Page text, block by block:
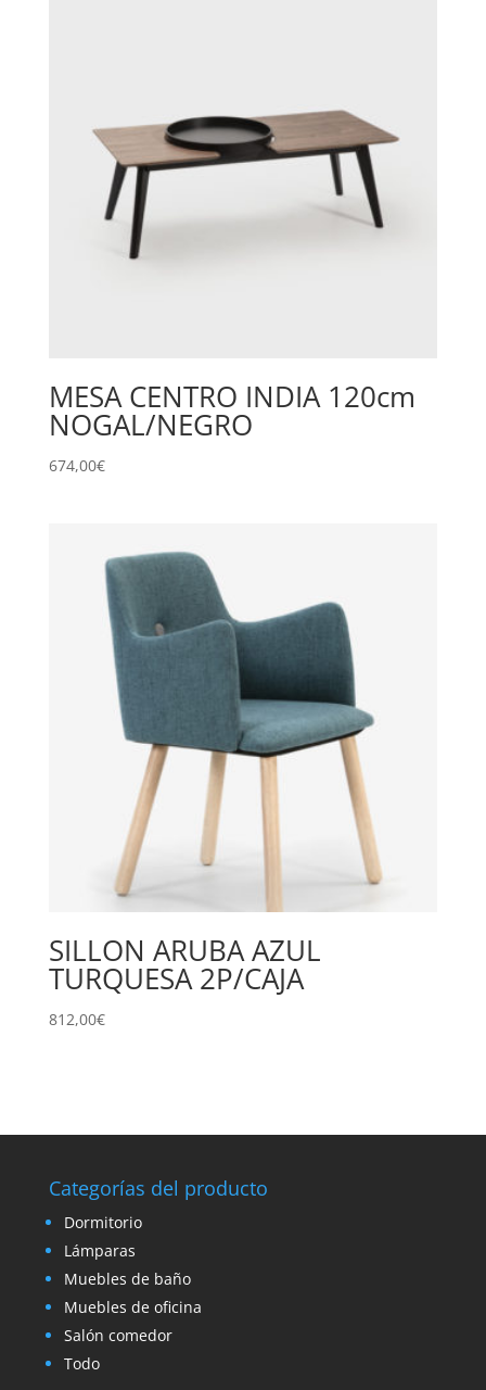
MESA CENTRO INDIA 120cm
NOGAL/NEGRO
674,00€
SILLON ARUBA AZUL
TURQUESA 2P/CAJA
812,00€
Categorías del producto
Dormitorio
Lámparas
Muebles de baño
Muebles de oficina
Salón comedor
Todo